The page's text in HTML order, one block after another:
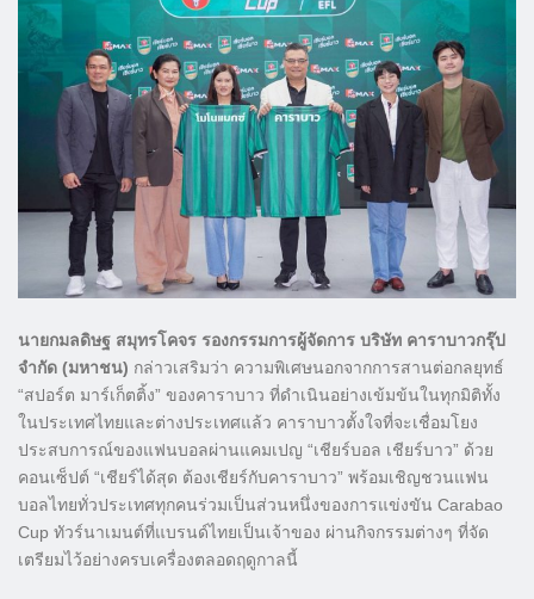
นายกมลดิษฐ สมุทรโคจร รองกรรมการผู้จัดการ บริษัท คาราบาวกรุ๊ป
จำกัด (มหาชน) กล่าวเสริมว่า ความพิเศษนอกจากการสานต่อกลยุทธ์
“สปอร์ต มาร์เก็ตติ้ง” ของคาราบาว ที่ดำเนินอย่างเข้มข้นในทุกมิติทั้ง
ในประเทศไทยและต่างประเทศแล้ว คาราบาวตั้งใจที่จะเชื่อมโยง
ประสบการณ์ของแฟนบอลผ่านแคมเปญ “เชียร์บอล เชียร์บาว” ด้วย
คอนเซ็ปต์ “เชียร์ได้สุด ต้องเชียร์กับคาราบาว” พร้อมเชิญชวนแฟน
บอลไทยทั่วประเทศทุกคนร่วมเป็นส่วนหนึ่งของการแข่งขัน Carabao
Cup ทัวร์นาเมนต์ที่แบรนด์ไทยเป็นเจ้าของ ผ่านกิจกรรมต่างๆ ที่จัด
เตรียมไว้อย่างครบเครื่องตลอดฤดูกาลนี้